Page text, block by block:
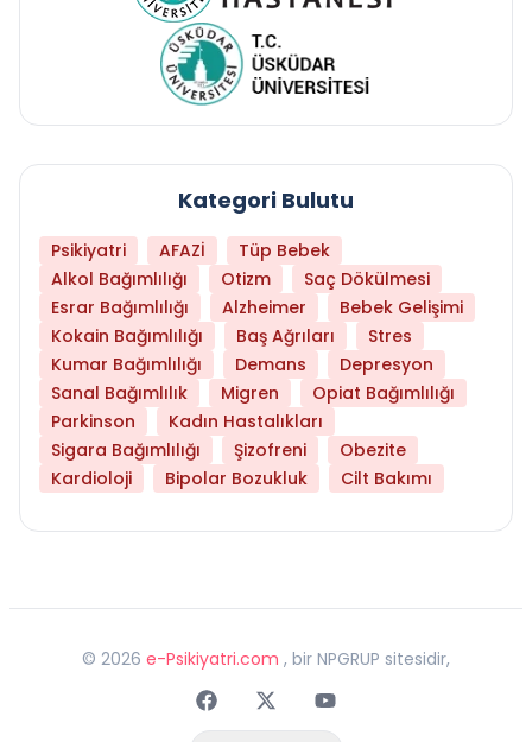
Kategori Bulutu
Psikiyatri AFAZİ
Tüp Bebek
Alkol Bağımlılığı
Otizm
Saç Dökülmesi
Esrar Bağımlılığı
Alzheimer
Bebek Gelişimi
Kokain Bağımlılığı
Baş Ağrıları
Stres
Kumar Bağımlılığı
Demans
Depresyon
Sanal Bağımlılık
Migren
Opiat Bağımlılığı
Parkinson
Kadın Hastalıkları
Sigara Bağımlılığı
Şizofreni
Obezite
Kardioloji
Bipolar Bozukluk Cilt Bakımı
© 2026 e-Psikiyatri.com , bir NPGRUP sitesidir,
FaceebokTwitterYoutube